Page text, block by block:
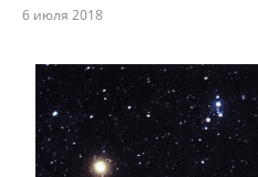
6 июля 2018